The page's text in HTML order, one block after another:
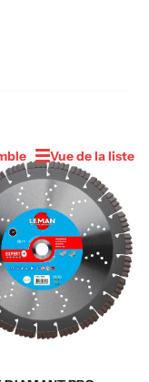
Vue de la liste